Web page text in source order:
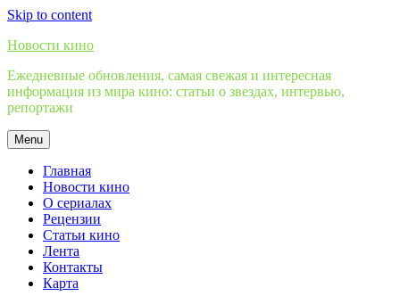
Skip to content
Новости кино
Ежедневные обновления, самая свежая и интересная
информация из мира кино: статьи о звездах, интервью,
репортажи
Menu
Главная
Новости кино
О сериалах
Рецензии
Статьи кино
Лента
Контакты
Карта